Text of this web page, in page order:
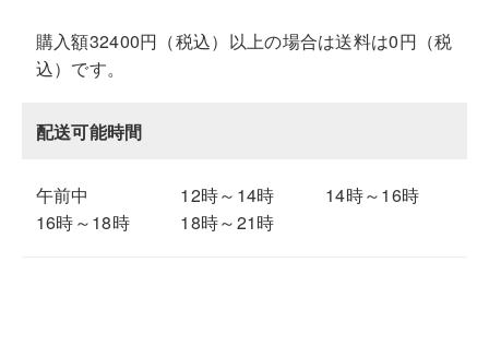
購入額32400円（税込）以上の場合は送料は0円（税
込）です。
配送可能時間
午前中 12時～14時
14時～16時
16時～18時
18時～21時